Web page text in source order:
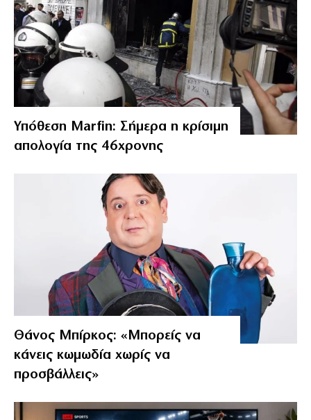
Υπόθεση Marfin: Σήμερα η κρίσιμη
απολογία της 46χρονης
Θάνος Μπίρκος: «Μπορείς να
κάνεις κωμωδία χωρίς να
προσβάλλεις»